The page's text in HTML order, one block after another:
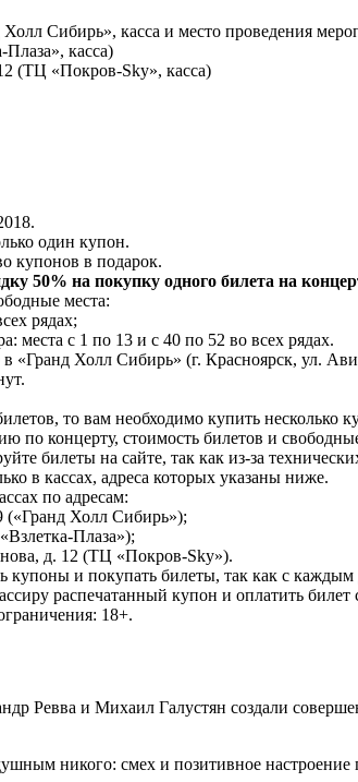
Сибирь», касса и место проведения
касса)
(ТЦ «Покров-Sky», касса)
один купон.
купонов в подарок.
50% на покупку одного билета на
места:
рядах;
места с 1 по 13 и с 40 по 52 во всех рядах.
«Гранд Холл Сибирь» (г. Красноярск, ул.
то вам необходимо купить несколько
концерту, стоимость билетов и
билеты на сайте, так как из-за
в кассах, адреса которых указаны ниже.
по адресам:
(«Гранд Холл Сибирь»);
Плаза»);
д. 12 (ТЦ «Покров-Sky»).
купоны и покупать билеты, так как с
распечатанный купон и оплатить билет
18+.
Ревва и Михаил Галустян создали
никого: смех и позитивное настроение